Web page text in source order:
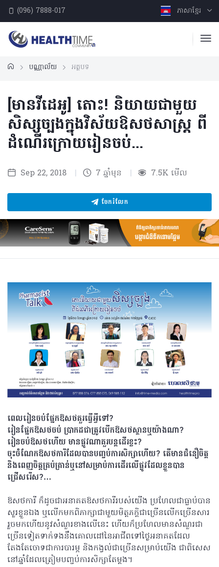
(096) 7888-017 ភាសាខ្មែរ
បណ្ណាល័យ អត្ថបទ
[មានវីដេអូ] តោះ! និយាយជាមួយ
សិស្សច្បងក្នុងវិស័យឱសថសាស្ត្រ ពី
ដំណើរក្រោយរៀនចប់...
Sep 22, 2018 | 7 ឆ្នាំមុន | 7.5K មើល
ចែករំលែក
ពេលរៀនចប់ផ្នែកឱសថគួរធ្វើអ្វីទៅ?
រៀនផ្នែកឱសថចប់ ប្រាកដជាត្រូវបើកឱសថស្ថានឬយ៉ាងណា?
រៀនចប់ឱសថហើយ មានផ្លូវណាគួរបន្តដើរខ្លះ?
ចុះចំណែកឱសថការីដែលបានបញ្ចប់ការសិក្សាហើយ? តើមានជំនឿចិត្ត
និងពេញចិត្តគ្រប់គ្រាន់ឬនៅសម្រាប់ការដើរលើផ្លូវដែលខ្លួនបាន
ជ្រើសរើស?…
ឱសថការី ក៏ដូចជាអនាគតឱសថការីរបស់យើង ប្រហែលជាធ្លាប់បាន
សួរខ្លួនឯង ឬលើកមកពិភាក្សាជាមួយមិត្តភក្តិជាច្រើនលើកច្រើនសារ
រួចមកហើយនូវសំណួរខាងលើនេះ ហើយក៏ប្រហែលមានសំណួរជា
ច្រើនទៀតទាក់ទងនឹងគោលដៅនៃអាជីពទៅថ្ងៃអនាគតដែល
តែងតែចោទជាការបារម្ភ និងកង្វល់ជាច្រើនសម្រាប់យើង ជាពិសេស
នៅឆ្នាំដែលត្រៀមបញ្ចប់ការសិក្សាតែម្តង។